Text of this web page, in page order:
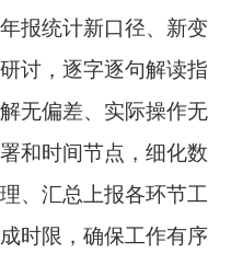
报统计新口径、新变
讨，逐字逐句解读指
无偏差、实际操作无
和时间节点，细化数
、汇总上报各环节工
时限，确保工作有序